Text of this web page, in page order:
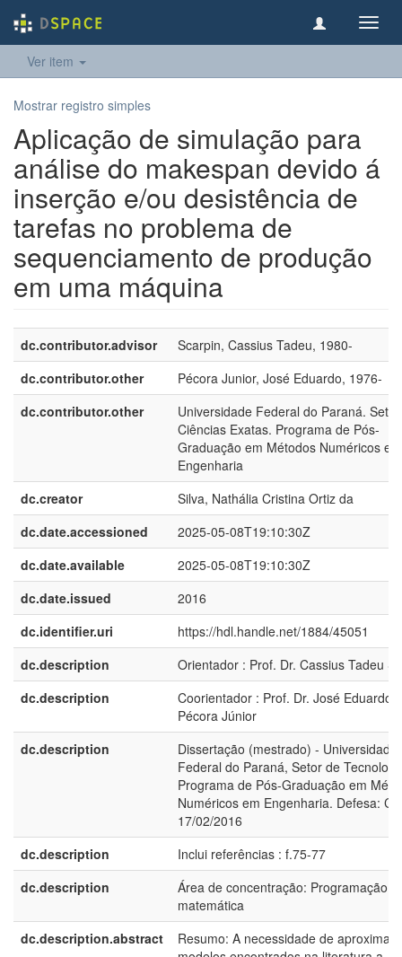
Ver item
Mostrar registro simples
Aplicação de simulação para
análise do makespan devido á
inserção e/ou desistência de
tarefas no problema de
sequenciamento de produção
em uma máquina
dc.contributor.advisor
Scarpin, Cassius Tadeu, 1980-
dc.contributor.other
Pécora Junior, José Eduardo, 1976-
dc.contributor.other
Universidade Federal do Paraná.
Ciências Exatas. Programa de Pós-
Graduação em Métodos Numéricos em
Engenharia
dc.creator
Silva, Nathália Cristina Ortiz da
dc.date.accessioned
2025-05-08T19:10:30Z
dc.date.available
2025-05-08T19:10:30Z
dc.date.issued
2016
dc.identifier.uri
https://hdl.handle.net/1884/45051
dc.description
Orientador : Prof. Dr. Cassius Tadeu
dc.description
Coorientador : Prof. Dr. José Eduardo
Pécora Júnior
dc.description
Dissertação (mestrado) - Universidade
Federal do Paraná, Setor de
Programa de Pós-Graduação em
Numéricos em Engenharia. Defesa:
17/02/2016
dc.description
Inclui referências : f.75-77
dc.description
Área de concentração: Programação
matemática
dc.description.abstract
Resumo: A necessidade de aproximar